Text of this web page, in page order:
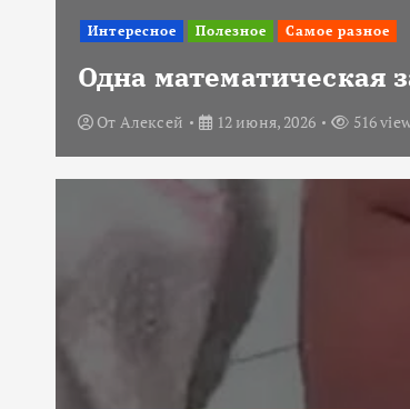
Интересное Полезное Самое разное
Одна математическая
От Алексей 12 июня, 2026 516